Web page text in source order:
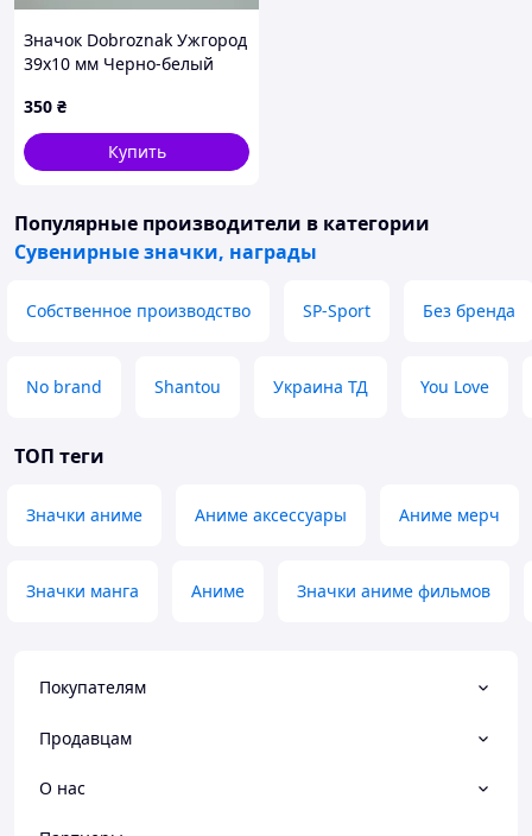
Значок Dobroznak Ужгород
39х10 мм Черно-белый
350 ₴
Купить
Популярные производители в категории
Сувенирные значки, награды
Собственное производство SP-Sport Без бренда
No brand Shantou Украина ТД You Love
ТОП теги
Значки аниме Аниме аксессуары Аниме мерч
Значки манга Аниме Значки аниме фильмов
Покупателям
Продавцам
О нас